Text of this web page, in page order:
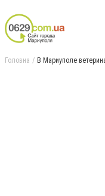
Головна В Мариуполе